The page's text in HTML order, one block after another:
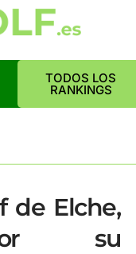
TODOS LOS
RANKINGS
de Elche,
su